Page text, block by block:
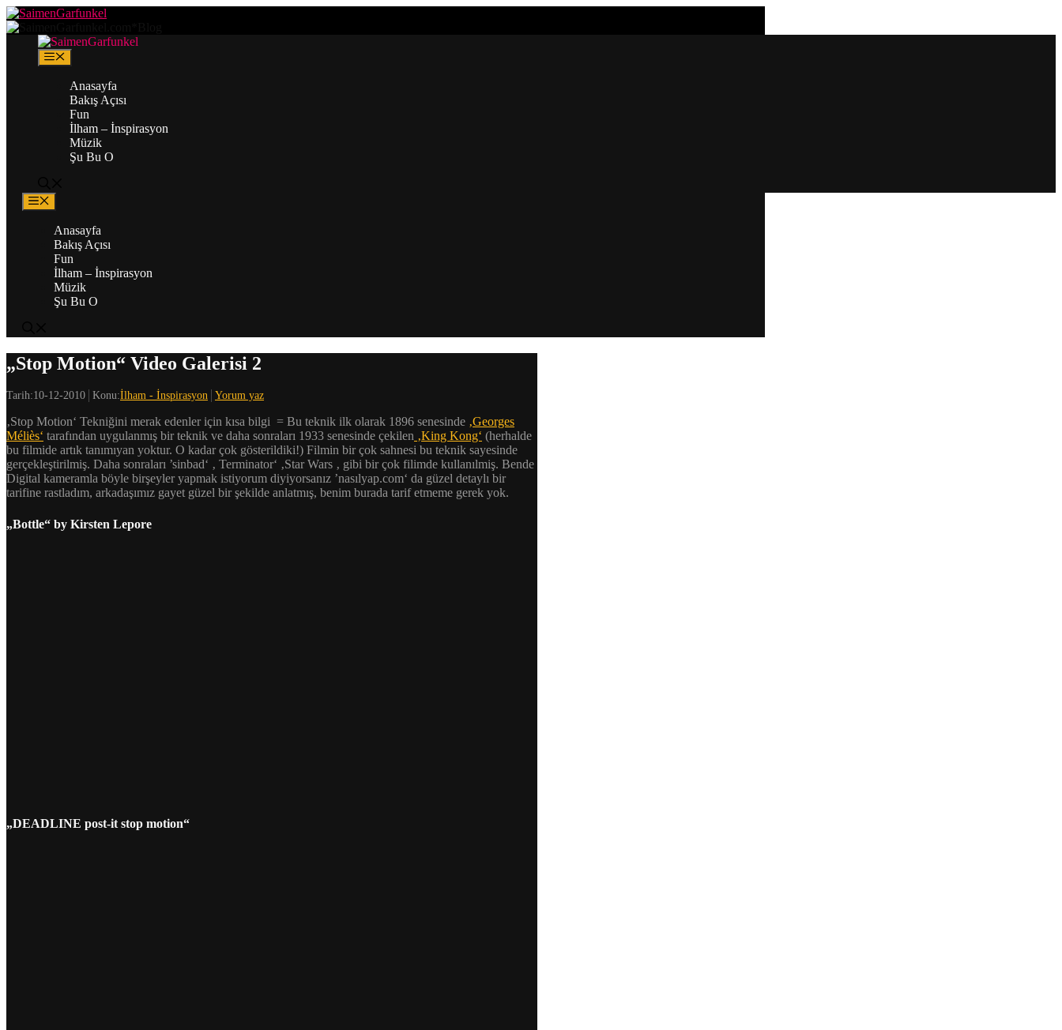
Zum
Inhalt
springen
Menü
Anasayfa
Bakış Açısı
Fun
İlham – İnspirasyon
Müzik
Şu Bu O
Menü
Anasayfa
Bakış Açısı
Fun
İlham – İnspirasyon
Müzik
Şu Bu O
„Stop Motion“ Video Galerisi 2
Tarih:10-12-2010 Konu:İlham - İnspirasyon Yorum yaz
‚Stop Motion‘ Tekniğini merak edenler için kısa bilgi = Bu teknik ilk olarak 1896 senesinde ‚Georges
Méliès‘ tarafından uygulanmış bir teknik ve daha sonraları 1933 senesinde çekilen ‚King Kong‘ (herhalde
bu filmide artık tanımıyan yoktur. O kadar çok gösterildiki!) Filmin bir çok sahnesi bu teknik sayesinde
gerçekleştirilmiş. Daha sonraları ’sinbad‘ ‚ Terminator‘ ‚Star Wars ‚ gibi bir çok filimde kullanılmiş. Bende
Digital kameramla böyle birşeyler yapmak istiyorum diyiyorsanız ’nasılyap.com‘ da güzel detaylı bir
tarifine rastladım, arkadaşımız gayet güzel bir şekilde anlatmış, benim burada tarif etmeme gerek yok.
„Bottle“ by Kirsten Lepore
„DEADLINE post-it stop motion“